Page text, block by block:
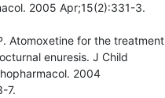
2005 Apr;15(2):331-3.
Atomoxetine for the treatment
enuresis. J Child
2004
7.